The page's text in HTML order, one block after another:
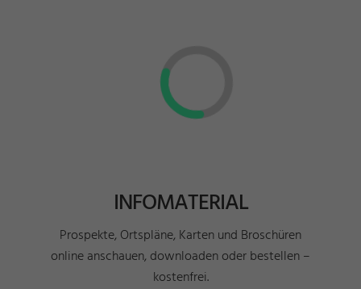
INFOMATERIAL
Prospekte, Ortspläne, Karten und Broschüren
online anschauen, downloaden oder bestellen –
kostenfrei.